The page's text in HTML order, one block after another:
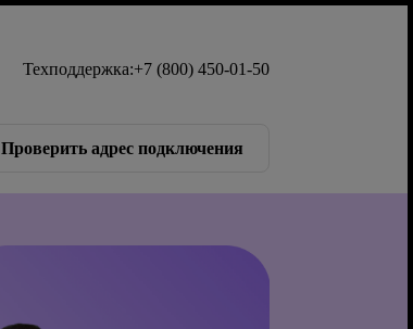
Техподдержка:+7 (800) 450-01-50
Проверить адрес подключения